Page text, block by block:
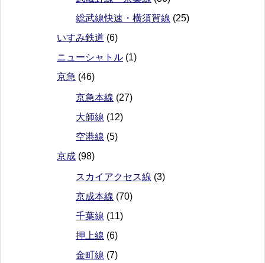
総武線快速・横須賀線 (25)
いすみ鉄道 (6)
ニューシャトル (1)
京急 (46)
京急本線 (27)
大師線 (12)
空港線 (5)
京成 (98)
スカイアクセス線 (3)
京成本線 (70)
千葉線 (11)
押上線 (6)
金町線 (7)